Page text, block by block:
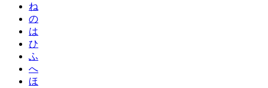
ね
の
は
ひ
ふ
へ
ほ